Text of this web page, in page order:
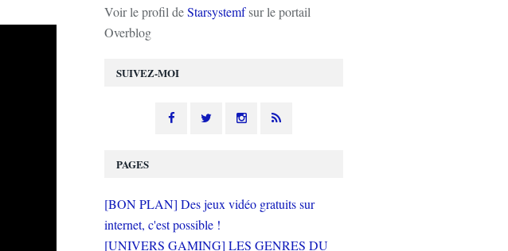
SUIVEZ-MOI
Voir le profil deStarsystemfsur le portail
Overblog
PAGES
[BON PLAN] Des jeux vidéo gratuits sur
internet, c'est possible !
[UNIVERS GAMING] LES GENRES DU